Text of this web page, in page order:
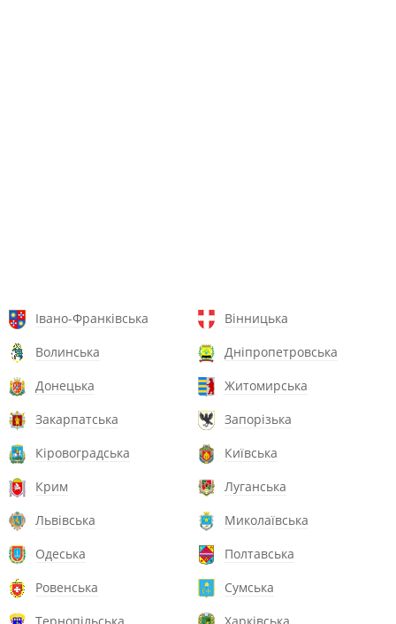
Івано-Франківська
Вінницька
Волинська
Дніпропетровська
Донецька
Житомирська
Закарпатська
Запорізька
Кіровоградська
Київська
Крим
Луганська
Львівська
Миколаївська
Одеська
Полтавська
Ровенська
Сумська